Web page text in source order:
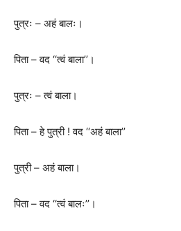
पुत्रः – अहं बालः।
पिता – वद ‘‘त्वं बाला’’।
पुत्रः – त्वं बाला।
पिता – हे पुत्री ! वद ‘‘अहं बाला’’
पुत्री – अहं बाला।
पिता – वद ‘‘त्वं बालः’’।